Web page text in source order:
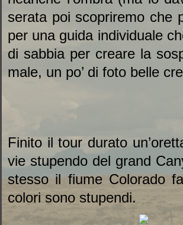
serata poi scopriremo che
per una guida individuale
di sabbia per creare la
male, un po’ di foto belle
Finito il tour durato
vie stupendo del grand
stesso il fiume Colorado
colori sono stupendi.